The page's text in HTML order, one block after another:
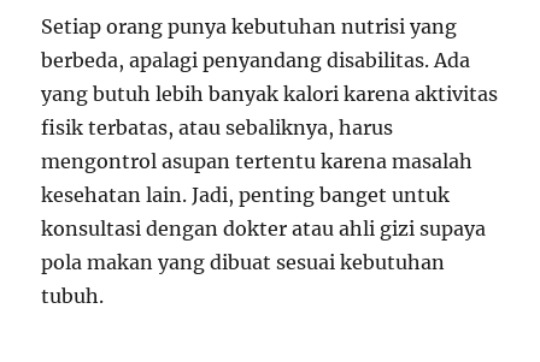
Setiap orang punya kebutuhan nutrisi yang
berbeda, apalagi penyandang disabilitas. Ada
yang butuh lebih banyak kalori karena aktivitas
fisik terbatas, atau sebaliknya, harus
mengontrol asupan tertentu karena masalah
kesehatan lain. Jadi, penting banget untuk
konsultasi dengan dokter atau ahli gizi supaya
pola makan yang dibuat sesuai kebutuhan
tubuh.